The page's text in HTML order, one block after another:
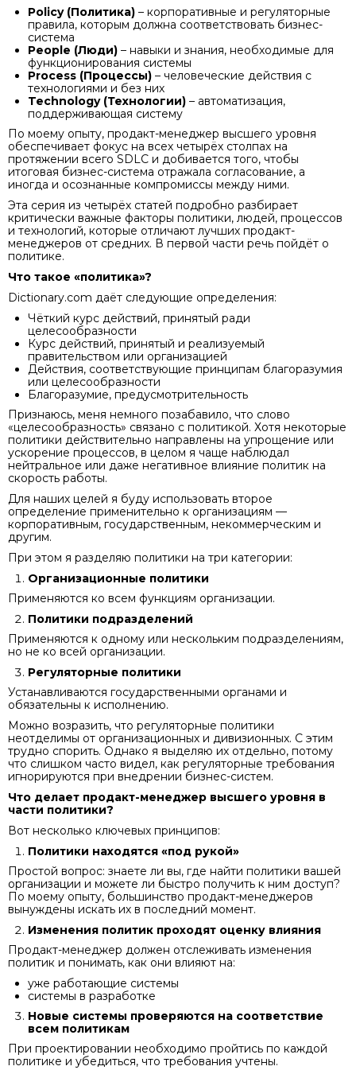
Policy (Политика) – корпоративные и регуляторные
правила, которым должна соответствовать бизнес-
система
People (Люди) – навыки и знания, необходимые для
функционирования системы
Process (Процессы) – человеческие действия с
технологиями и без них
Technology (Технологии) – автоматизация,
поддерживающая систему
По моему опыту, продакт-менеджер высшего уровня
обеспечивает фокус на всех четырёх столпах на
протяжении всего SDLC и добивается того, чтобы
итоговая бизнес-система отражала согласование, а
иногда и осознанные компромиссы между ними.
Эта серия из четырёх статей подробно разбирает
критически важные факторы политики, людей, процессов
и технологий, которые отличают лучших продакт-
менеджеров от средних. В первой части речь пойдёт о
политике.
Что такое «политика»?
Dictionary.com даёт следующие определения:
Чёткий курс действий, принятый ради
целесообразности
Курс действий, принятый и реализуемый
правительством или организацией
Действия, соответствующие принципам благоразумия
или целесообразности
Благоразумие, предусмотрительность
Признаюсь, меня немного позабавило, что слово
«целесообразность» связано с политикой. Хотя некоторые
политики действительно направлены на упрощение или
ускорение процессов, в целом я чаще наблюдал
нейтральное или даже негативное влияние политик на
скорость работы.
Для наших целей я буду использовать второе
определение применительно к организациям —
корпоративным, государственным, некоммерческим и
другим.
При этом я разделяю политики на три категории:
Организационные политики
Применяются ко всем функциям организации.
Политики подразделений
Применяются к одному или нескольким подразделениям,
но не ко всей организации.
Регуляторные политики
Устанавливаются государственными органами и
обязательны к исполнению.
Можно возразить, что регуляторные политики
неотделимы от организационных и дивизионных. С этим
трудно спорить. Однако я выделяю их отдельно, потому
что слишком часто видел, как регуляторные требования
игнорируются при внедрении бизнес-систем.
Что делает продакт-менеджер высшего уровня в
части политики?
Вот несколько ключевых принципов:
Политики находятся «под рукой»
Простой вопрос: знаете ли вы, где найти политики вашей
организации и можете ли быстро получить к ним доступ?
По моему опыту, большинство продакт-менеджеров
вынуждены искать их в последний момент.
Изменения политик проходят оценку влияния
Продакт-менеджер должен отслеживать изменения
политик и понимать, как они влияют на:
уже работающие системы
системы в разработке
Новые системы проверяются на соответствие
всем политикам
При проектировании необходимо пройтись по каждой
политике и убедиться, что требования учтены.